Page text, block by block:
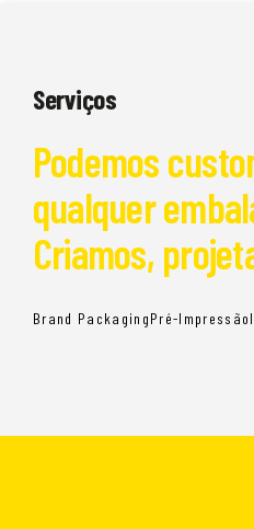
Serviços
Podemos
qualquer
Criamos,
Brand PackagingPré-Impressão